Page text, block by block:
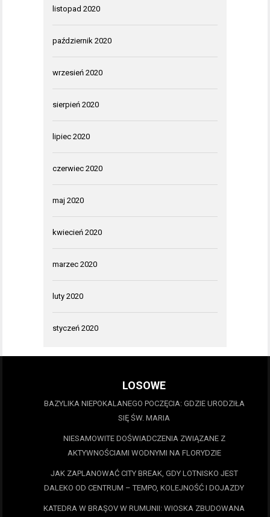
listopad 2020
październik 2020
wrzesień 2020
sierpień 2020
lipiec 2020
czerwiec 2020
maj 2020
kwiecień 2020
marzec 2020
luty 2020
styczeń 2020
LOSOWE
BAZYLIKA NIEPOKALANEGO POCZĘCIA: GDZIE URODZIŁA
SIĘ ŚW. MARIA
NIESAMOWITE DOŚWIADCZENIA ZWIĄZANE Z
AKTYWNOŚCIAMI WODNYMI NA FLORYDZIE
JAK ZAPLANOWAĆ CITY BREAK, GDY LOTNISKO JEST
DALEKO OD CENTRUM – TEMPO, KOLEJNOŚĆ I DOJAZDY
KATEDRA W BRAŞOV W RUMUNII: WIOSKA ZBUDOWANA